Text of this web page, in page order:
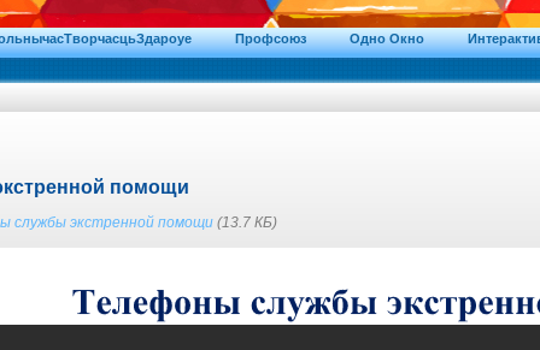
Профсоюз Одно Окно
помощи
службы экстренной помощи (13.7 КБ)